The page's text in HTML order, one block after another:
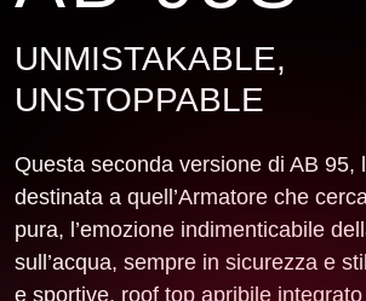
UNMISTAKABLE,
UNSTOPPABLE
Questa seconda versione di AB 95,
destinata a quell’Armatore che
pura, l’emozione indimenticabile
sull’acqua, sempre in sicurezza e
e sportive, roof top apribile